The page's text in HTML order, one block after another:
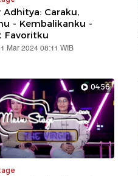
Adhitya: Caraku,
- Kembalikanku -
Favoritku
Mar 2024 08:11 WIB
04:56